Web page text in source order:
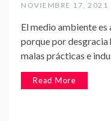
NOVIEMBRE 17, 2021
El medio ambiente es
porque por desgracia
malas prácticas e
Read More